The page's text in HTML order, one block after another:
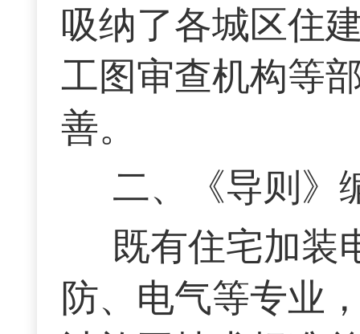
吸纳了各城区住
工图审查机构等
善。
二、《导则》
既有住宅加装
防、电气等专业